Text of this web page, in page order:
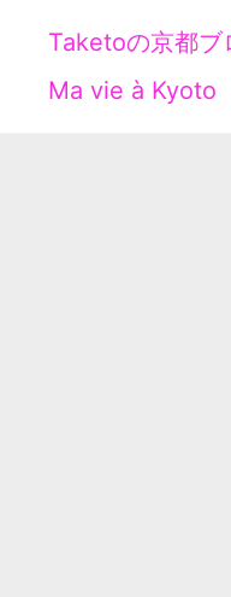
Taketoの京都ブ
Ma vie à Kyoto